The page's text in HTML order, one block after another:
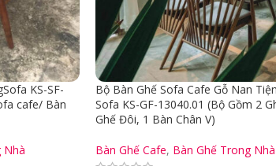
KS-SF-
cafe/ Bàn
Nhà
Bộ Bàn Ghế Sofa Cafe Gỗ Nan
Sofa KS-GF-13040.01 (Bộ Gồm 2
Ghế Đôi, 1 Bàn Chân V)
Bàn Ghế Cafe, Bàn Ghế Trong Nhà